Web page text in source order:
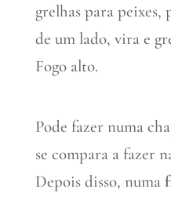
grelhas para peixes,
de um lado, vira e
Fogo alto.
Pode fazer numa
se compara a fazer
Depois disso, numa